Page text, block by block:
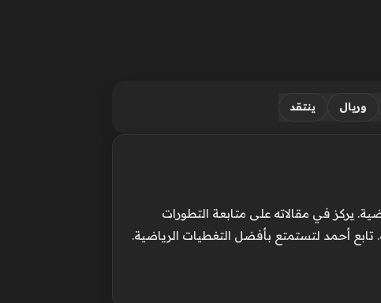
وريال ينتقد
يركز في مقالاته على متابعة التطورات
أحمد لتستمتع بأفضل التغطيات الرياضية.